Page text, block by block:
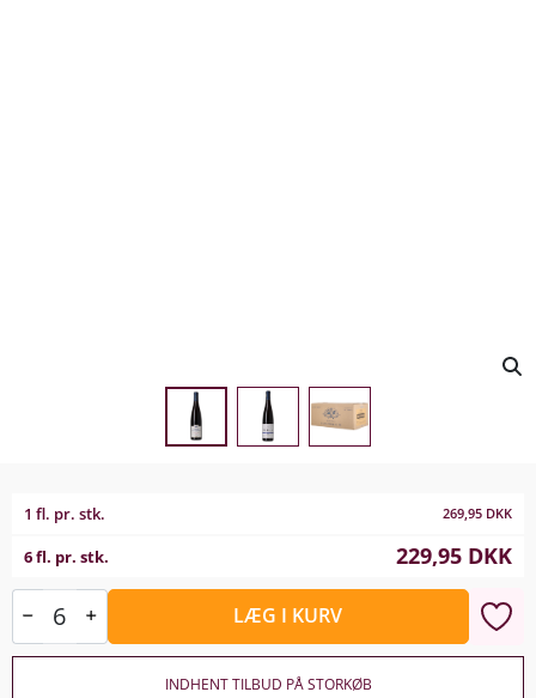
1 fl. pr. stk. 269,95 DKK
6 fl. pr. stk. 229,95 DKK
LÆG I KURV
INDHENT TILBUD PÅ STORKØB